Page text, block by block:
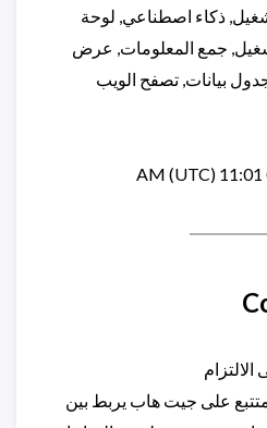
ذكاء اصطناعي, لوحة
جمع المعلومات, عرض
بيانات, تصفح الويب
على جيت هاب يربط بين